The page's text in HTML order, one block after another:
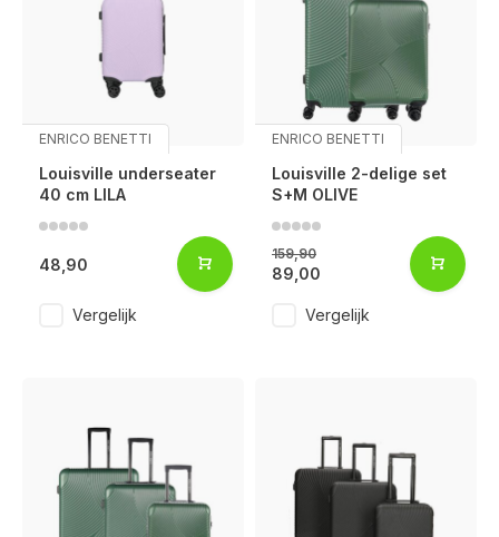
ENRICO BENETTI
Louisville underseater
40 cm LILA
48,90
Vergelijk
ENRICO BENETTI
Louisville 2-delige set
S+M OLIVE
159,90
89,00
Vergelijk